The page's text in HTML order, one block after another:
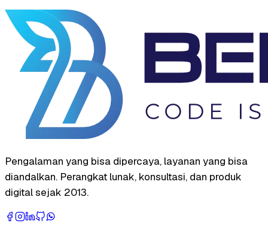
Pengalaman yang bisa dipercaya, layanan yang bisa
diandalkan. Perangkat lunak, konsultasi, dan produk
digital sejak 2013.